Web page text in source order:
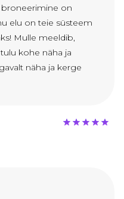
on
elu on teie süsteem
Mulle meeldib,
kohe näha ja
näha ja kerge